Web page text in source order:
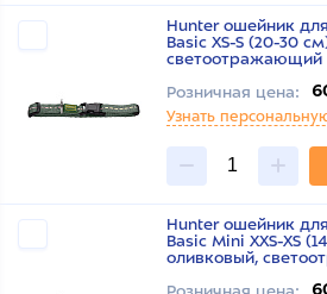
Hunter ошейник
Basic XS-S (20-30
светоотражающий
Розничная цена:
Узнать
Hunter ошейник
Basic Mini XXS-XS
оливковый,